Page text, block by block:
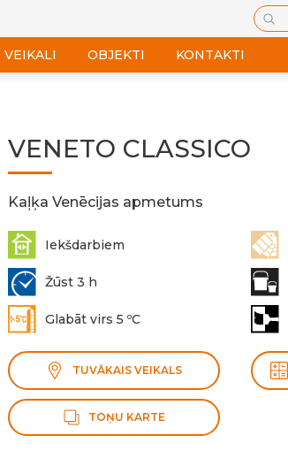
VEIKALI OBJEKTI KONTAKTI
VENETO CLASSICO
Kaļķa Venēcijas apmetums
Iekšdarbiem
Žūst 3 h
Glabāt virs 5 ºC
TUVĀKAIS VEIKALS
TOŅU KARTE